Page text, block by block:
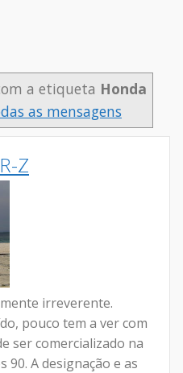
a etiqueta Honda
as mensagens
Z
irreverente.
pouco tem a ver com
ser comercializado na
90. A designação e as